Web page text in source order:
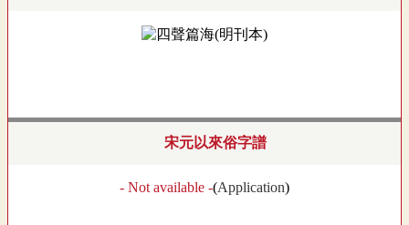
宋元以來俗字譜
- Not available -(Application)